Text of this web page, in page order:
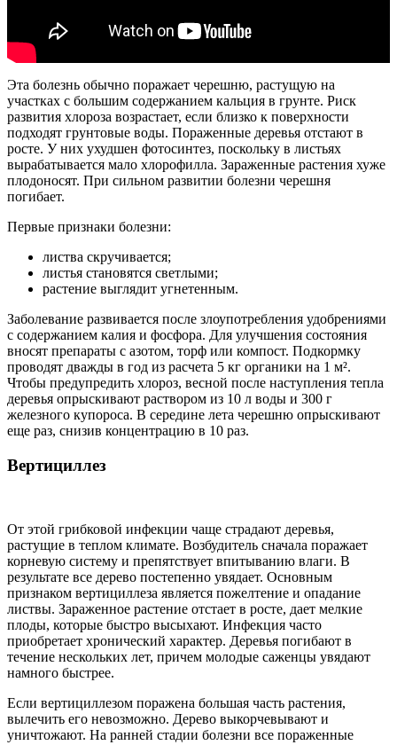
Эта болезнь обычно поражает черешню, растущую на
участках с большим содержанием кальция в грунте. Риск
развития хлороза возрастает, если близко к поверхности
подходят грунтовые воды. Пораженные деревья отстают в
росте. У них ухудшен фотосинтез, поскольку в листьях
вырабатывается мало хлорофилла. Зараженные растения хуже
плодоносят. При сильном развитии болезни черешня
погибает.
Первые признаки болезни:
листва скручивается;
листья становятся светлыми;
растение выглядит угнетенным.
Заболевание развивается после злоупотребления удобрениями
с содержанием калия и фосфора. Для улучшения состояния
вносят препараты с азотом, торф или компост. Подкормку
проводят дважды в год из расчета 5 кг органики на 1 м².
Чтобы предупредить хлороз, весной после наступления тепла
деревья опрыскивают раствором из 10 л воды и 300 г
железного купороса. В середине лета черешню опрыскивают
еще раз, снизив концентрацию в 10 раз.
Вертициллез
От этой грибковой инфекции чаще страдают деревья,
растущие в теплом климате. Возбудитель сначала поражает
корневую систему и препятствует впитыванию влаги. В
результате все дерево постепенно увядает. Основным
признаком вертициллеза является пожелтение и опадание
листвы. Зараженное растение отстает в росте, дает мелкие
плоды, которые быстро высыхают. Инфекция часто
приобретает хронический характер. Деревья погибают в
течение нескольких лет, причем молодые саженцы увядают
намного быстрее.
Если вертициллезом поражена большая часть растения,
вылечить его невозможно. Дерево выкорчевывают и
уничтожают. На ранней стадии болезни все пораженные